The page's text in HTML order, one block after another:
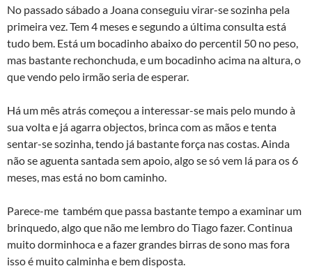
No passado sábado a Joana conseguiu virar-se sozinha pela
primeira vez. Tem 4 meses e segundo a última consulta está
tudo bem. Está um bocadinho abaixo do percentil 50 no peso,
mas bastante rechonchuda, e um bocadinho acima na altura, o
que vendo pelo irmão seria de esperar.
Há um mês atrás começou a interessar-se mais pelo mundo à
sua volta e já agarra objectos, brinca com as mãos e tenta
sentar-se sozinha, tendo já bastante força nas costas. Ainda
não se aguenta santada sem apoio, algo se só vem lá para os 6
meses, mas está no bom caminho.
Parece-me também que passa bastante tempo a examinar um
brinquedo, algo que não me lembro do Tiago fazer. Continua
muito dorminhoca e a fazer grandes birras de sono mas fora
isso é muito calminha e bem disposta.